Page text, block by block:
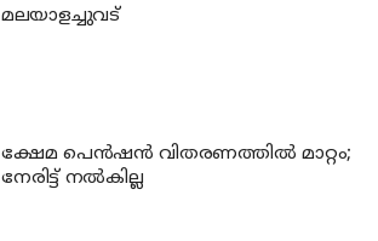
മലയാളച്ചുവട്
ക്ഷേമ പെന്‍ഷന്‍ വിതരണത്തില്‍ മാറ്റം;
നേരിട്ട് നല്‍കില്ല